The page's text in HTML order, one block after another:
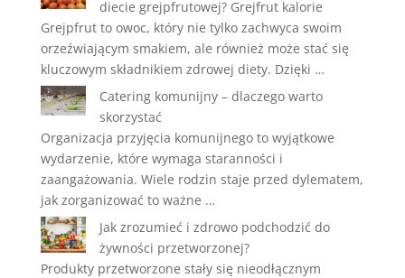
diecie grejpfrutowej? Grejfrut kalorie
Grejpfrut to owoc, który nie tylko zachwyca swoim
orzeźwiającym smakiem, ale również może stać się
kluczowym składnikiem zdrowej diety. Dzięki …
Catering komunijny – dlaczego warto
skorzystać
Organizacja przyjęcia komunijnego to wyjątkowe
wydarzenie, które wymaga staranności i
zaangażowania. Wiele rodzin staje przed dylematem,
jak zorganizować to ważne …
Jak zrozumieć i zdrowo podchodzić do
żywności przetworzonej?
Produkty przetworzone stały się nieodłącznym